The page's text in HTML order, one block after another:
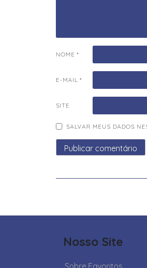
NOME *
E-MAIL *
SITE
SALVAR MEUS DADOS
Nosso Site
Sobre Favoritos